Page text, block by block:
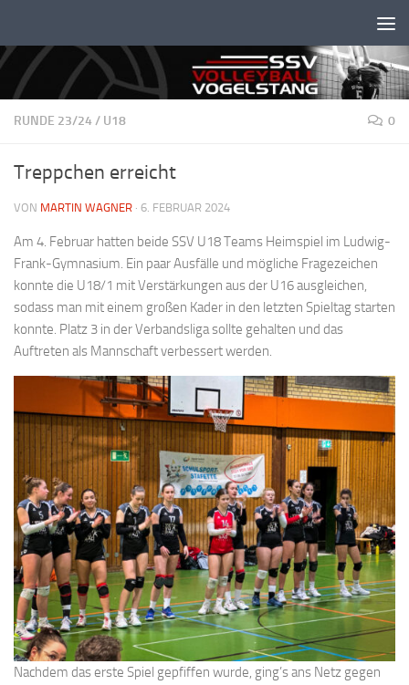
RUNDE 23/24/ U18 0
Treppchen erreicht
VON MARTIN WAGNER · 6. FEBRUAR 2024
Am 4. Februar hatten beide SSV U18 Teams Heimspiel im Ludwig-
Frank-Gymnasium. Ein paar Ausfälle und mögliche Fragezeichen
konnte die U18/1 mit Verstärkungen aus der U16 ausgleichen,
sodass man mit einem großen Kader in den letzten Spieltag starten
konnte. Platz 3 in der Verbandsliga sollte gehalten und das
Auftreten als Mannschaft verbessert werden.
Nachdem das erste Spiel gepfiffen wurde, ging’s ans Netz gegen